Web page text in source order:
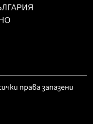
права запазени